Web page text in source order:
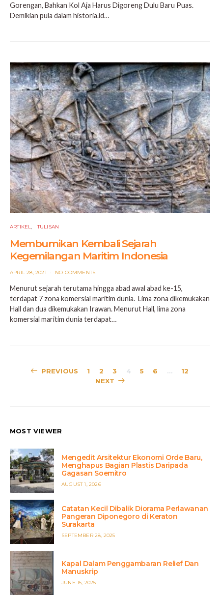
Gorengan, Bahkan Kol Aja Harus Digoreng Dulu Baru Puas.
Demikian pula dalam historia.id…
ARTIKEL TULISAN
Membumikan Kembali Sejarah
Kegemilangan Maritim Indonesia
POSTED
APRIL 28, 2021 NO COMMENTS
Menurut sejarah terutama hingga abad awal abad ke-15,
terdapat 7 zona komersial maritim dunia. Lima zona dikemukakan
Hall dan dua dikemukakan Irawan. Menurut Hall, lima zona
komersial maritim dunia terdapat…
Posts
PREVIOUS 1 2 3 4 5 6 …
12
NEXT
MOST VIEWER
Mengedit Arsitektur Ekonomi Orde Baru,
Menghapus Bagian Plastis Daripada
Gagasan Soemitro
POSTED
AUGUST 1, 2026
Catatan Kecil Dibalik Diorama Perlawanan
Pangeran Diponegoro di Keraton
Surakarta
POSTED
SEPTEMBER 28, 2025
Kapal Dalam Penggambaran Relief Dan
Manuskrip
POSTED
JUNE 15, 2025